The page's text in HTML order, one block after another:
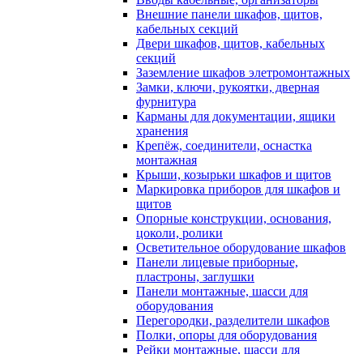
Внешние панели шкафов, щитов,
кабельных секций
Двери шкафов, щитов, кабельных
секций
Заземление шкафов элетромонтажных
Замки, ключи, рукоятки, дверная
фурнитура
Карманы для документации, ящики
хранения
Крепёж, соединители, оснастка
монтажная
Крыши, козырьки шкафов и щитов
Маркировка приборов для шкафов и
щитов
Опорные конструкции, основания,
цоколи, ролики
Осветительное оборудование шкафов
Панели лицевые приборные,
пластроны, заглушки
Панели монтажные, шасси для
оборудования
Перегородки, разделители шкафов
Полки, опоры для оборудования
Рейки монтажные, шасси для